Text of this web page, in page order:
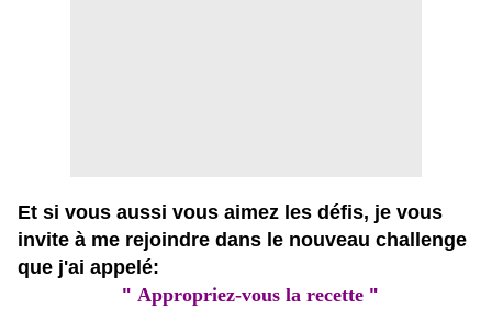
Et si vous aussi vous aimez les défis, je vous
invite à me rejoindre dans le nouveau challenge
que j'ai appelé:
" Appropriez-vous la recette "